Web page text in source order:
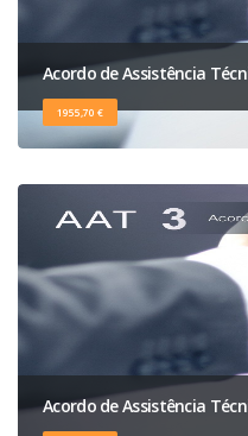
Acordo de Assistência
1955,70 €
Acordo de Assistência